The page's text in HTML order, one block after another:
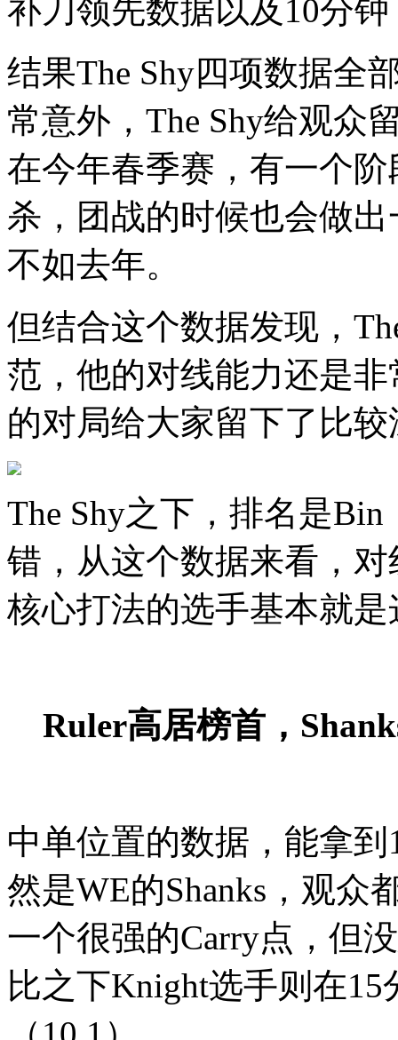
补刀领先数据以及10分
结果The Shy四项数据全
常意外，The Shy给观众
在今年春季赛，有一个
杀，团战的时候也会做
不如去年。
但结合这个数据发现，
范，他的对线能力还是
的对局给大家留下了比
The Shy之下，排名是
错，从这个数据来看，
核心打法的选手基本就
Ruler高居榜首，
中单位置的数据，能拿
然是WE的Shanks，观众
一个很强的Carry点，但
比之下Knight选手则在